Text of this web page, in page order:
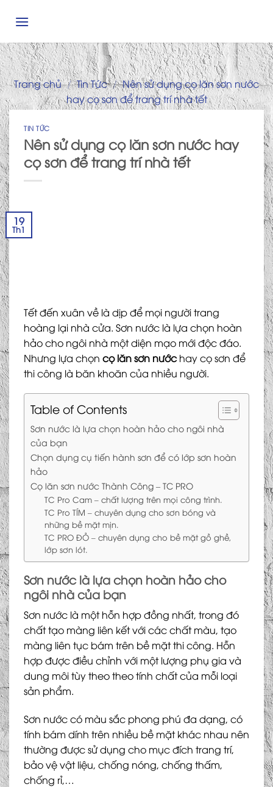
Trang chủ / Tin Tức / Nên sử dụng cọ lăn sơn nước
hay cọ sơn để trang trí nhà tết
TIN TỨC
Nên sử dụng cọ lăn sơn nước hay
cọ sơn để trang trí nhà tết
19
Th1
Tết đến xuân về là dịp để mọi người trang
hoàng lại nhà cửa. Sơn nước là lựa chọn hoàn
hảo cho ngôi nhà một diện mạo mới độc đáo.
Nhưng lựa chọn cọ lăn sơn nướchay cọ sơn để
thi công là băn khoăn của nhiều người.
Table of Contents
Sơn nước là lựa chọn hoàn hảo cho ngôi nhà
của bạn
Chọn dụng cụ tiến hành sơn để có lớp sơn hoàn
hảo
Cọ lăn sơn nước Thành Công – TC PRO
TC Pro Cam – chất lượng trên mọi công trình.
TC Pro TÍM – chuyên dụng cho sơn bóng và
những bề mặt mịn.
TC PRO ĐỎ – chuyên dụng cho bề mặt gồ ghề,
lớp sơn lót.
Sơn nước là lựa chọn hoàn hảo cho
ngôi nhà của bạn
Sơn nước là một hỗn hợp đồng nhất, trong đó
chất tạo màng liên kết với các chất màu, tạo
màng liên tục bám trên bề mặt thi công. Hỗn
hợp được điều chỉnh với một lượng phụ gia và
dung môi tùy theo theo tính chất của mỗi loại
sản phẩm.
Sơn nước có màu sắc phong phú đa dạng, có
tính bám dính trên nhiều bề mặt khác nhau nên
thường được sử dụng cho mục đích trang trí,
bảo vệ vật liệu, chống nóng, chống thấm,
chống rỉ,…